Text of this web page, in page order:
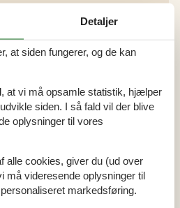
anmodning
10
Detaljer
at siden fungerer, og de kan
at vi må opsamle statistik, hjælper
siden. I så fald vil der blive
oplysninger til vores
alle cookies, giver du (ud over
må videresende oplysninger til
markedsføring.